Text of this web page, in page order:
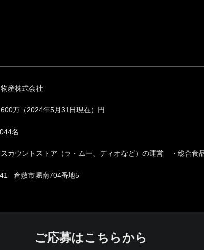
産株式会社
万（2024年5月31日現在）円
名
スカウントストア（ラ・ムー、ディオなど）の運営 ・総合食
倉敷市堀南704番地5
ご応募はこちらから